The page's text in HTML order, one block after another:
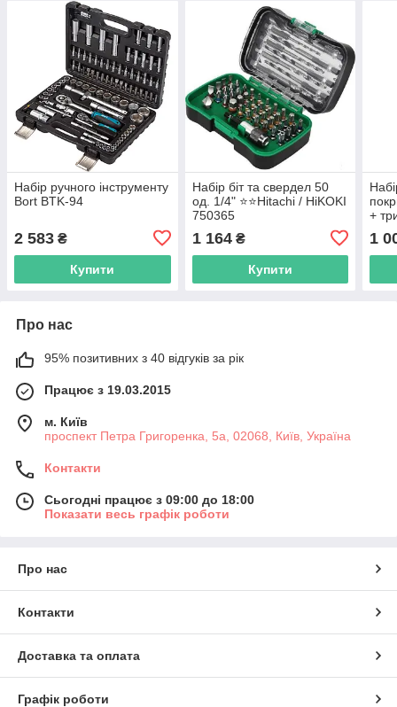
Набір ручного інструменту
Bort BTK-94
2 583 ₴
Купити
Набір біт та свердел 50
од. 1/4" ⭐️⭐️Hitachi / HiKOKI
750365
1 164₴
Купити
+
1
Про нас
95% позитивних з 40 відгуків за рік
Працює з 19.03.2015
м. Київ
проспект Петра Григоренка, 5а, 02068, Київ, Україна
Контакти
Сьогодні працює з 09:00 до 18:00
Показати весь графік роботи
Про нас
Контакти
Доставка та оплата
Графік роботи